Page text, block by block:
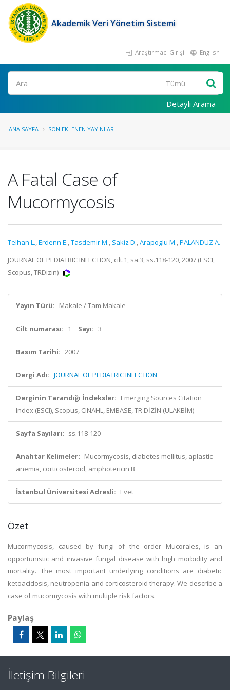
Akademik Veri Yönetim Sistemi
Araştırmacı Girişi English
Ara
Detaylı Arama
ANA SAYFA SON EKLENEN YAYINLAR
A Fatal Case of
Mucormycosis
Telhan L.,Erdenn E.,Tasdemir M., Sakiz D.,Arapoglu M.,PALANDUZ A.
JOURNAL OF PEDIATRIC INFECTION, cilt.1, sa.3, ss.118-120, 2007 (ESCI,
Scopus, TRDizin)
Yayın Türü: Makale / Tam Makale
Cilt numarası: 1 Sayı: 3
Basım Tarihi: 2007
Dergi Adı: JOURNAL OF PEDIATRIC INFECTION
Derginin Tarandığı İndeksler: Emerging Sources Citation
Index (ESCI), Scopus, CINAHL, EMBASE, TR DİZİN (ULAKBİM)
Sayfa Sayıları: ss.118-120
Anahtar Kelimeler: Mucormycosis, diabetes mellitus, aplastic
anemia, corticosteroid, amphotericin B
İstanbul Üniversitesi Adresli: Evet
Özet
Mucormycosis, caused by fungi of the order Mucorales, is an
opportunistic and invasive fungal disease with high morbidity and
mortality. The most important underlying conditions are diabetic
ketoacidosis, neutropenia and corticosteroid therapy. We describe a
case of mucormycosis with multiple risk factors.
Paylaş
İletişim Bilgileri